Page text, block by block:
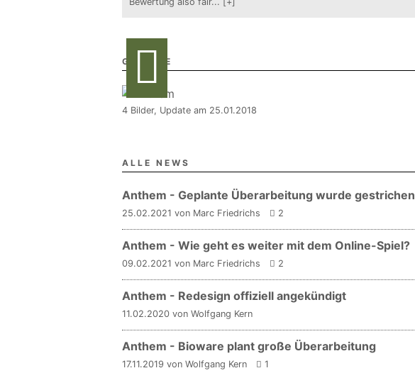
GALERIE
4 Bilder, Update am 25.01.2018
ALLE NEWS
Anthem - Geplante Überarbeitung wurde gestrichen
25.02.2021 von Marc Friedrichs 2
Anthem - Wie geht es weiter mit dem Online-Spiel?
09.02.2021 von Marc Friedrichs 2
Anthem - Redesign offiziell angekündigt
11.02.2020 von Wolfgang Kern
Anthem - Bioware plant große Überarbeitung
17.11.2019 von Wolfgang Kern 1